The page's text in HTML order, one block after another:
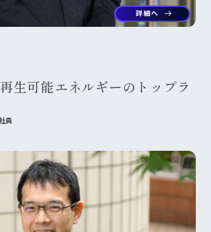
詳細へ arrow_right_alt
生可能エネルギーのトップラ
員